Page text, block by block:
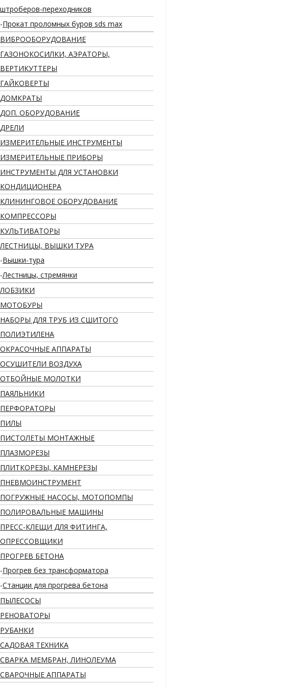
штроберов-переходников
Прокат проломных буров sds max
ВИБРООБОРУДОВАНИЕ
ГАЗОНОКОСИЛКИ, АЭРАТОРЫ,
ВЕРТИКУТТЕРЫ
ГАЙКОВЕРТЫ
ДОМКРАТЫ
ДОП. ОБОРУДОВАНИЕ
ДРЕЛИ
ИЗМЕРИТЕЛЬНЫЕ ИНСТРУМЕНТЫ
ИЗМЕРИТЕЛЬНЫЕ ПРИБОРЫ
ИНСТРУМЕНТЫ ДЛЯ УСТАНОВКИ
КОНДИЦИОНЕРА
КЛИНИНГОВОЕ ОБОРУДОВАНИЕ
КОМПРЕССОРЫ
КУЛЬТИВАТОРЫ
ЛЕСТНИЦЫ, ВЫШКИ ТУРА
Вышки-тура
Лестницы, стремянки
ЛОБЗИКИ
МОТОБУРЫ
НАБОРЫ ДЛЯ ТРУБ ИЗ СШИТОГО
ПОЛИЭТИЛЕНА
ОКРАСОЧНЫЕ АППАРАТЫ
ОСУШИТЕЛИ ВОЗДУХА
ОТБОЙНЫЕ МОЛОТКИ
ПАЯЛЬНИКИ
ПЕРФОРАТОРЫ
ПИЛЫ
ПИСТОЛЕТЫ МОНТАЖНЫЕ
ПЛАЗМОРЕЗЫ
ПЛИТКОРЕЗЫ, КАМНЕРЕЗЫ
ПНЕВМОИНСТРУМЕНТ
ПОГРУЖНЫЕ НАСОСЫ, МОТОПОМПЫ
ПОЛИРОВАЛЬНЫЕ МАШИНЫ
ПРЕСС-КЛЕЩИ ДЛЯ ФИТИНГА,
ОПРЕССОВЩИКИ
ПРОГРЕВ БЕТОНА
Прогрев без трансформатора
Станции для прогрева бетона
ПЫЛЕСОСЫ
РЕНОВАТОРЫ
РУБАНКИ
САДОВАЯ ТЕХНИКА
СВАРКА МЕМБРАН, ЛИНОЛЕУМА
СВАРОЧНЫЕ АППАРАТЫ